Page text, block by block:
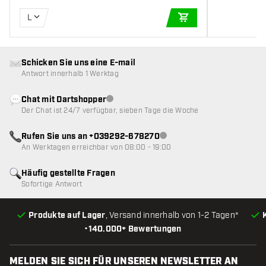
L
•140.000+ Bewertungen
Produkte auf Lager, Versand innerhalb von 1-2 Tagen*
Häufig gestellte Fragen
Sofortige Antwort
Schicken Sie uns eine E-mail
Antwort innerhalb 1 Werktag
Chat mit DartshopperKundenservice nicht verfügbar
Der Chat ist 24/7 verfügbar, sieben Tage die Woche
Rufen Sie uns an +039292-678270Kundenservice nicht
An Werktagen erreichbar von 08:00 - 19:00
MELDEN SIE SICH FÜR UNSEREN NEWSLETTER AN